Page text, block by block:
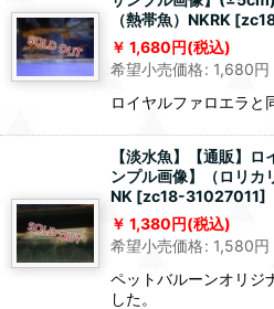
（熱帯魚）NKRK [
1,680円(税込)
希望小売価格: 1,680円
ロイヤルファロエラと
【淡水魚】【通販】
ンプル画像】（ロリカ
NK [zc18-31027011]
1,380円(税込)
希望小売価格: 1,580円
ペットバルーンオリジ
した。